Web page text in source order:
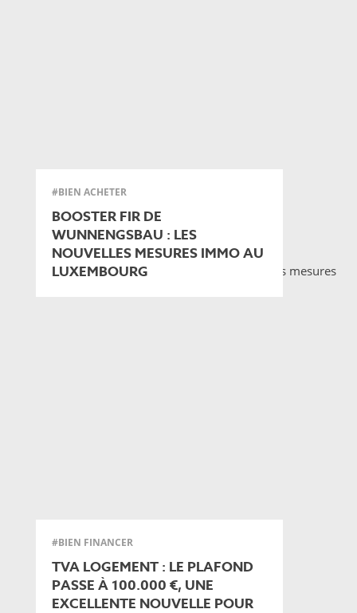
#BIEN ACHETER
BOOSTER FIR DE
WUNNENGSBAU : LES
NOUVELLES MESURES IMMO AU
LUXEMBOURG
#BIEN FINANCER
TVA LOGEMENT : LE PLAFOND
PASSE À 100.000 €, UNE
EXCELLENTE NOUVELLE POUR